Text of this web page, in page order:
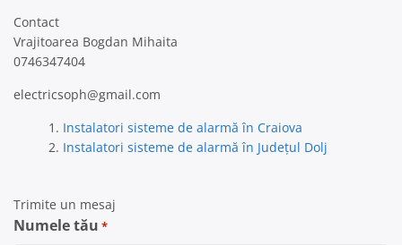
Contact
Vrajitoarea Bogdan Mihaita
0746347404
electricsoph@gmail.com
Instalatori sisteme de alarmă în Craiova
Instalatori sisteme de alarmă în Județul Dolj
Trimite un mesaj
Numele tău *